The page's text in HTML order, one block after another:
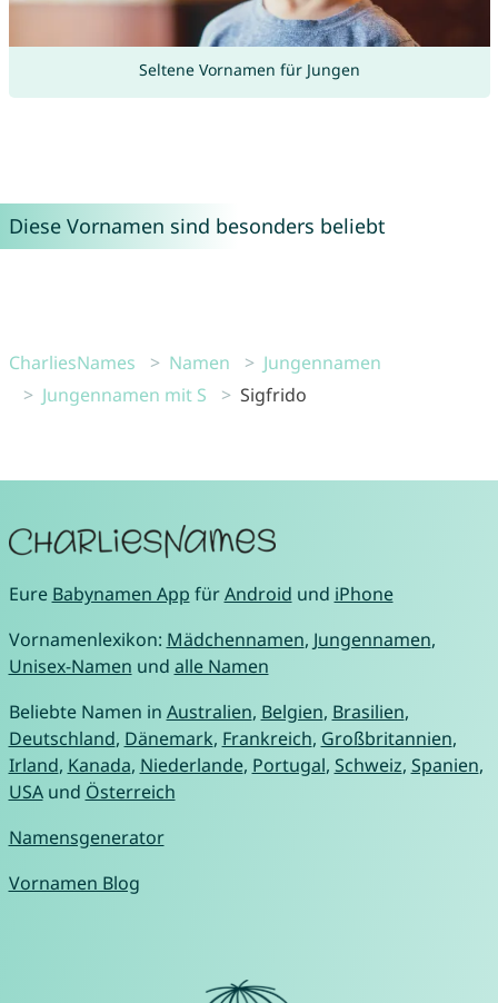
Seltene Vornamen für Jungen
Diese Vornamen sind besonders beliebt
CharliesNames Namen
Jungennamen
Jungennamen mit S
Sigfrido
Eure Babynamen App fürAndroid und iPhone
Vornamenlexikon: Mädchennamen, Jungennamen,
Unisex-Namen und alle Namen
Beliebte Namen in Australien, Belgien, Brasilien,
Deutschland, Dänemark, Frankreich, Großbritannien,
Irland, Kanada, Niederlande, Portugal, Schweiz, Spanien,
USAund Österreich
Namensgenerator
Vornamen Blog